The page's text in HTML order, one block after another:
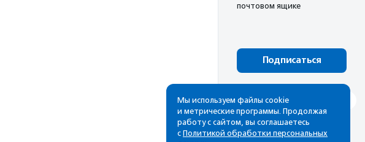
почтовом ящике
Подписаться
Мы используем файлы cookie
и метрические программы. Продолжая
работу с сайтом, вы соглашаетесь
с Политикой обработки персональных